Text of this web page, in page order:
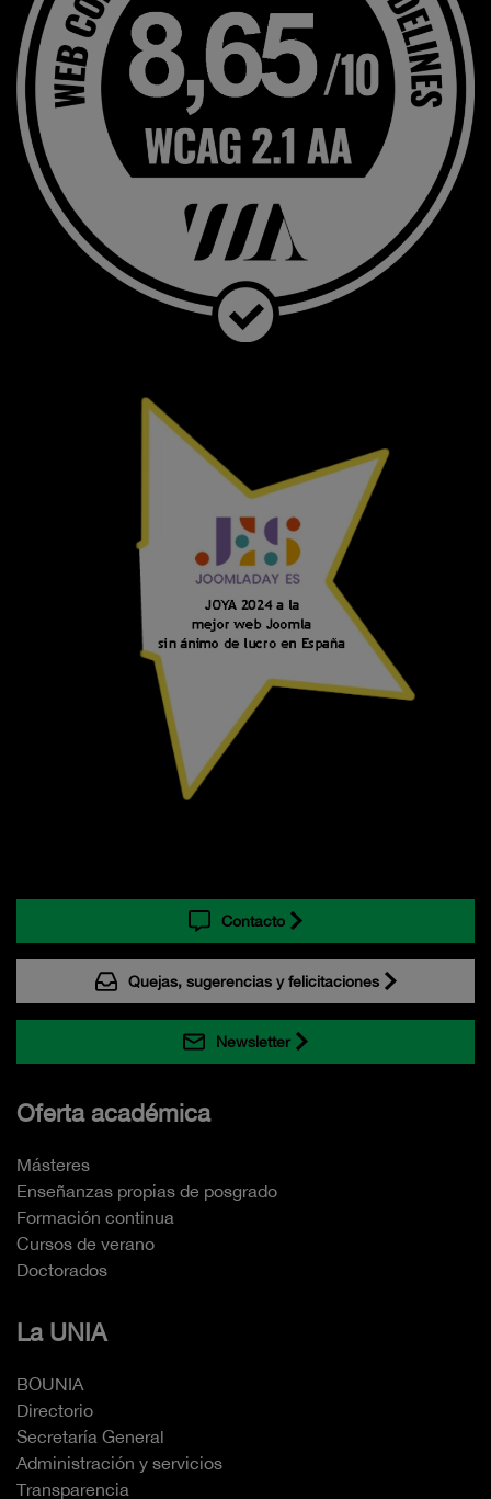
Contacto
Quejas, sugerencias y felicitaciones
Newsletter
Oferta académica
Másteres
Enseñanzas propias de posgrado
Formación continua
Cursos de verano
Doctorados
La UNIA
BOUNIA
Directorio
Secretaría General
Administración y servicios
Transparencia